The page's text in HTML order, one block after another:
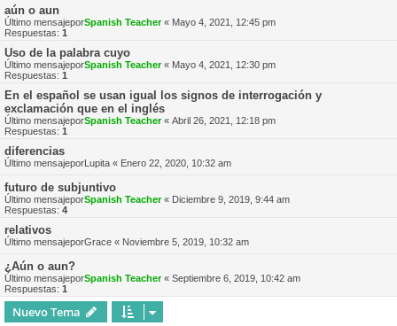
aún o aun
Último mensajeporSpanish Teacher« Mayo 4, 2021, 12:45 pm
Respuestas: 1
Uso de la palabra cuyo
Último mensajeporSpanish Teacher« Mayo 4, 2021, 12:30 pm
Respuestas: 1
En el español se usan igual los signos de interrogación y
exclamación que en el inglés
Último mensajeporSpanish Teacher« Abril 26, 2021, 12:18 pm
Respuestas: 1
diferencias
Último mensajeporLupita « Enero 22, 2020, 10:32 am
futuro de subjuntivo
Último mensajeporSpanish Teacher« Diciembre 9, 2019, 9:44 am
Respuestas: 4
relativos
Último mensajeporGrace « Noviembre 5, 2019, 10:32 am
¿Aún o aun?
Último mensajeporSpanish Teacher« Septiembre 6, 2019, 10:42 am
Respuestas: 1
Nuevo Tema